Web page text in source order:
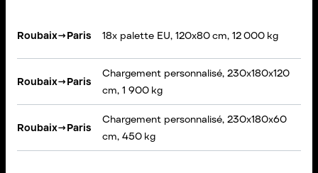
Roubaix→Paris 18x palette EU, 120x80 cm, 12 000 kg
Roubaix→Paris
Chargement personnalisé, 230x180x120
cm, 1 900 kg
Roubaix→Paris
Chargement personnalisé, 230x180x60
cm, 450 kg